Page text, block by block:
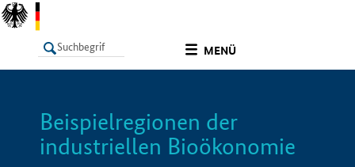
MENÜ
LISTE
Beispielregionen der
industriellen Bioökonomie